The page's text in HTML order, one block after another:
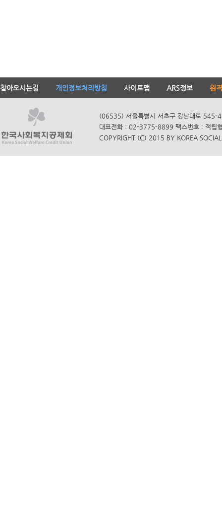
찾아오시는길 개인정보처리방침 사이트맵 ARS정보 원
(06535) 서울특별시 서초구 강남대로 545-
대표전화 : 02-3775-8899 팩스번호 : 적립
COPYRIGHT (C) 2015 BY KOREA SOCIAL